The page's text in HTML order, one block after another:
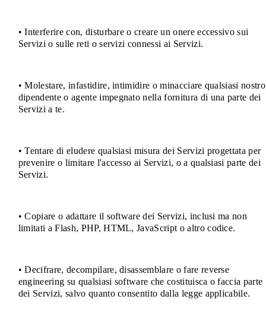
• Interferire con, disturbare o creare un onere eccessivo sui
Servizi o sulle reti o servizi connessi ai Servizi.
• Molestare, infastidire, intimidire o minacciare qualsiasi nostro
dipendente o agente impegnato nella fornitura di una parte dei
Servizi a te.
• Tentare di eludere qualsiasi misura dei Servizi progettata per
prevenire o limitare l'accesso ai Servizi, o a qualsiasi parte dei
Servizi.
• Copiare o adattare il software dei Servizi, inclusi ma non
limitati a Flash, PHP, HTML, JavaScript o altro codice.
• Decifrare, decompilare, disassemblare o fare reverse
engineering su qualsiasi software che costituisca o faccia parte
dei Servizi, salvo quanto consentito dalla legge applicabile.